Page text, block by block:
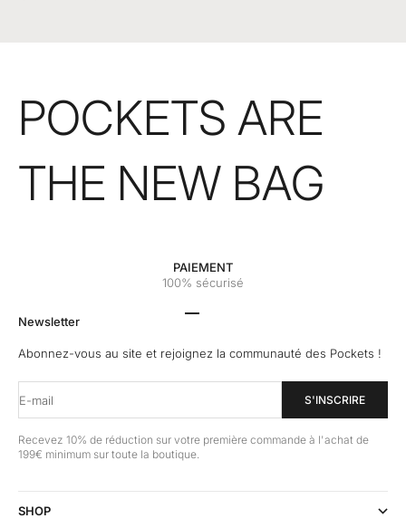
POCKETS ARE
THE NEW BAG
PAIEMENT
100% sécurisé
Newsletter
Abonnez-vous au site et rejoignez la communauté des Pockets !
E-mail S'INSCRIRE
Recevez 10% de réduction sur votre première commande à l'achat de
199€ minimum sur toute la boutique.
SHOP